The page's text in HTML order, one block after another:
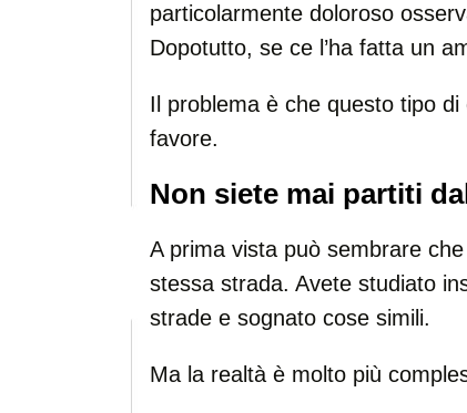
particolarmente doloroso
Dopotutto, se ce l’ha fatta un
Il problema è che questo tipo
favore.
Non siete mai partiti
A prima vista può sembrare
stessa strada. Avete studiato
strade e sognato cose simili.
Ma la realtà è molto più